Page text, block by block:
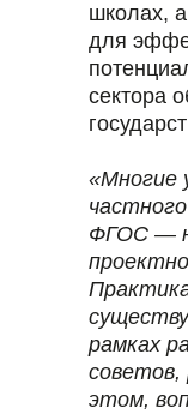
школах,
для
сектора
«Многие
ФГОС —
рамках
советов,
этом,